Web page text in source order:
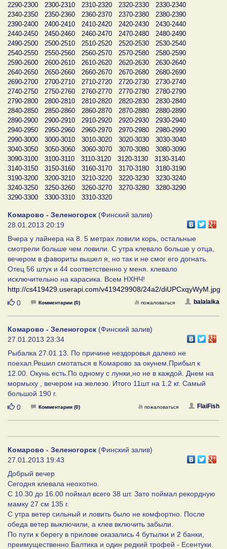
2290-2300
2300-2310 2310-2320 2320-2330
2330-2340
2340-2350
2350-2360 2360-2370 2370-2380
2380-2390
2390-2400
2400-2410 2410-2420 2420-2430
2430-2440
2440-2450
2450-2460 2460-2470 2470-2480
2480-2490
2490-2500
2500-2510 2510-2520 2520-2530
2530-2540
2540-2550
2550-2560 2560-2570 2570-2580
2580-2590
2590-2600
2600-2610 2610-2620 2620-2630
2630-2640
2640-2650
2650-2660 2660-2670 2670-2680
2680-2690
2690-2700
2700-2710 2710-2720 2720-2730
2730-2740
2740-2750
2750-2760 2760-2770 2770-2780
2780-2790
2790-2800
2800-2810 2810-2820 2820-2830
2830-2840
2840-2850
2850-2860 2860-2870 2870-2880
2880-2890
2890-2900
2900-2910 2910-2920 2920-2930
2930-2940
2940-2950
2950-2960 2960-2970 2970-2980
2980-2990
2990-3000
3000-3010 3010-3020 3020-3030
3030-3040
3040-3050
3050-3060 3060-3070 3070-3080
3080-3090
3090-3100
3100-3110 3110-3120 3120-3130
3130-3140
3140-3150
3150-3160 3160-3170 3170-3180
3180-3190
3190-3200
3200-3210 3210-3220 3220-3230
3230-3240
3240-3250
3250-3260 3260-3270 3270-3280
3280-3290
3290-3300
3300-3310 3310-3320
Комарово - Зеленогорск (Финский залив)
28.01.2013 20:19
Вчера у лайнера на 8. 5 метрах ловили корь, остальные
смотрели больше чем ловили. С утра клевало больше у отца,
вечером в фавориты вышел я, но так и не смог его догнать.
Отец 56 штук и 44 соответственно у меня. клевало
исключительно на карасика. Всем НХНЧ!
http://cs419429.userapi.com/v419429908/24a2/diUPCxqyWyM.jpg
Нравится
0 Комментарии (0) balalaika
пожаловаться
Комарово - Зеленогорск (Финский залив)
27.01.2013 23:34
Рыбалка 27.01.13. По причине нездоровья далеко не
поехал.Решил смотаться в Комарово за окунем.Прибыл к
12.00. Окунь есть.По одному с лунки,но не в каждой. Днем на
мормыху , вечером на железо. Итого 11шт на 1.2 кг. Самый
большой 190 г.
Нравится
0 Комментарии (0) FlaiFish
пожаловаться
Комарово - Зеленогорск (Финский залив)
27.01.2013 19:43
Добрый вечер
Сегодня клевала неохотно.
С 10.30 до 16.00 поймал всего 38 шт. Зато поймал рекордную
мамку 27 см 135 г.
С утра ветер сильный и ловить было не комфортно. После
обеда ветер выключили, а клев включить забыли.
По пути к берегу в прилове оказались 4 бутылки и 2 банки,
преимущественно Балтика и один редкий трофей - Есентуки.